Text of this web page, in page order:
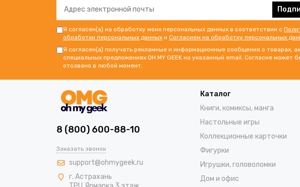
Я согласен(а) на обработку моих персональных данных в соответствии с
обработки персональных данных и Согласием на обработку персональных
Я согласен(а) получать рекламные и информационные сообщения о товарах,
специальных предложениях OH MY GEEK на указанный email. Согласие может
отозвано в любой момент.
8 (800) 600-88-10
Заказать звонок
support@ohmygeek.ru
г. Астрахань
Каталог
Книги, комиксы, манга
Настольные игры
Коллекционные карточки
Фигурки
Игрушки, головоломки
Дом и офис